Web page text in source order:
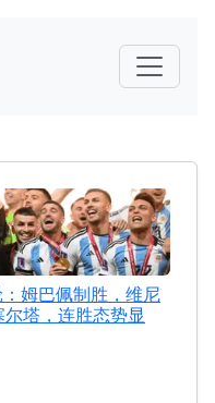
姆巴佩制胜，维尼
塔，连胜态势显